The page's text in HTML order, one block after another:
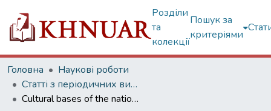
Розділи
та
колекції
Пошук за
критеріями
Головна
Наукові роботи
Статті з періодичних видань
Cultural bases of the national system of education : modern tendencies and factors of development